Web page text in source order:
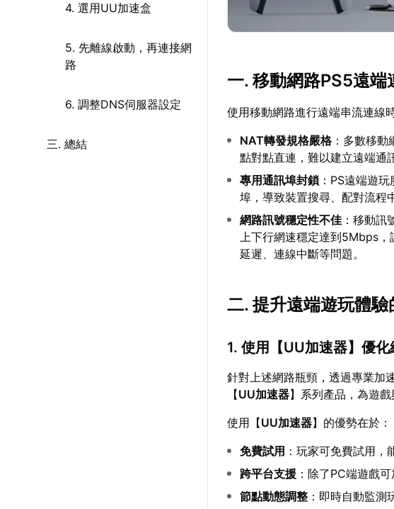
4. 選用UU加速盒
5. 先離線啟動，再連接網
路
6. 調整DNS伺服器設定
三. 總結
一. 移動網路PS5遠端
使用移動網路進行遠端串流連線
NAT轉發規格嚴格：多數移動
點對點直連，難以建立遠端通
專用通訊埠封鎖 ：PS遠端遊
埠，導致裝置搜尋、配對流程
網路訊號穩定性不佳 ：移動
上下行網速穩定達到5Mbps
延遲、連線中斷等問題。
二. 提升遠端遊玩體
1. 使用【UU加速器】優
針對上述網路瓶頸，透過專業加
【UU加速器】系列產品，為遊
使用【UU加速器】的優勢在於：
免費試用 ：玩家可免費試用，
跨平台支援 ：除了PC端遊戲
節點動態調整 ：即時自動監測